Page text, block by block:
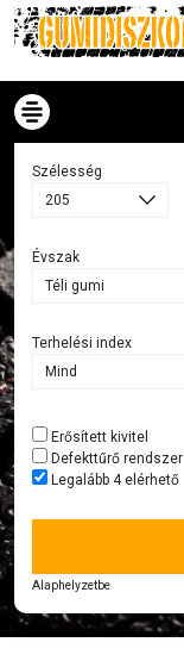
Szélesség
Évszak
Terhelési index
Erősített kivitel
Defekttűrő rendszer
Legalább 4 elérhető
Alaphelyzetbe